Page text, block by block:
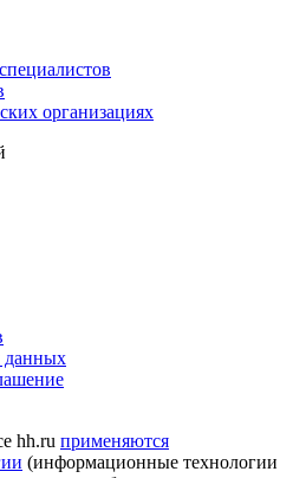
организациях
данных
hh.ru применяются
(информационные технологии